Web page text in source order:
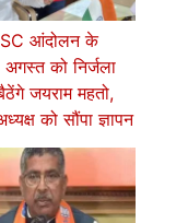
आंदोलन के
को निर्जला
जयराम महतो,
को सौंपा ज्ञापन